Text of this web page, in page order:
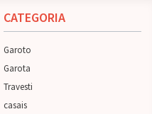
CATEGORIA
Garoto
Garota
Travesti
casais